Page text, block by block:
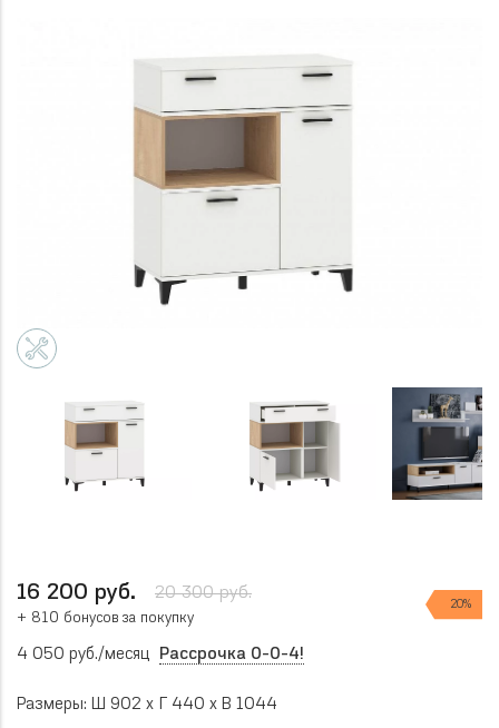
16 200 руб. 20 300 руб.
20%
+ 810 бонусов за покупку
4 050 руб./месяц Рассрочка 0-0-4!
Размеры: Ш 902 x Г 440 x В 1044